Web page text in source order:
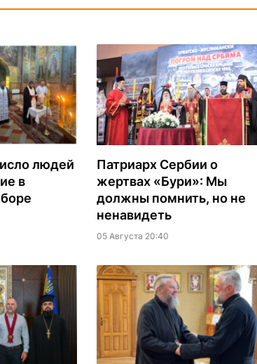
людей
в
Патриарх Сербии о
жертвах «Бури»: Мы
должны помнить, но не
ненавидеть
05 Августа 20:40